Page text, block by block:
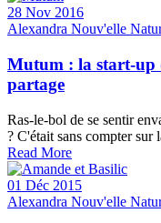
28 Nov 2016
Alexandra Nouv'elle
Mutum : la start-up
partage
Ras-le-bol de se sentir
? C'était sans compter
Read More
01 Déc 2015
Alexandra Nouv'elle